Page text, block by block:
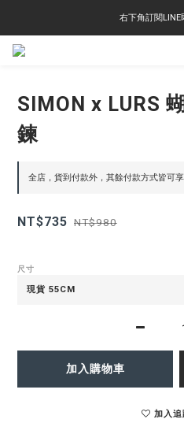
右下角訂閱LINE
右下角訂閱LINE
TS-2618 涼感短T 多版型選擇,涼感優
SIMON x LURS
鍊
全店，貨到付款外，其餘付款方式皆可
NT$735 NT$980
尺寸
加入購物車
加入追